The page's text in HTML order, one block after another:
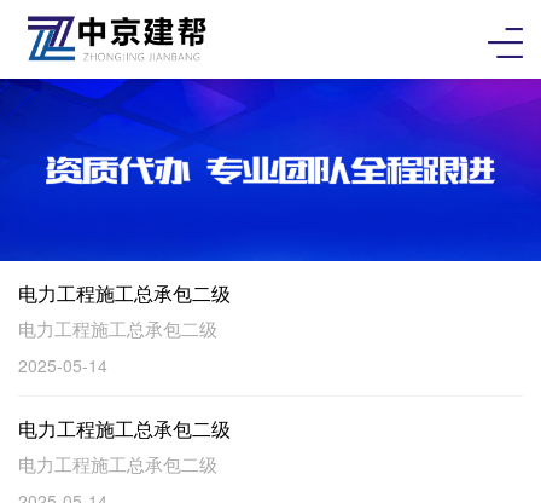
电力工程施工总承包二级
电力工程施工总承包二级
2025-05-14
电力工程施工总承包二级
电力工程施工总承包二级